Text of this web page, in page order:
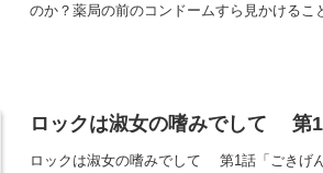
のか？薬局の前のコンドームすら見かけるこ
ロックは淑女の嗜みでして 第
ロックは淑女の嗜みでして 第1話「ごきげ